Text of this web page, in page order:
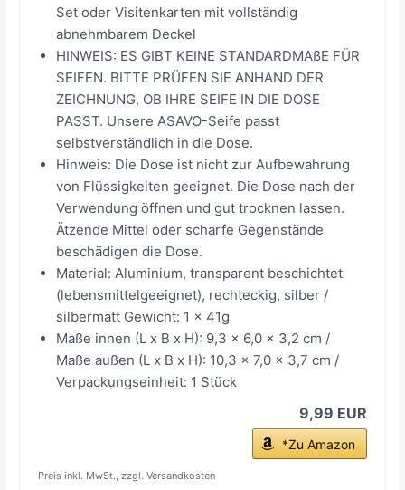
Set oder Visitenkarten mit vollständig
abnehmbarem Deckel
HINWEIS: ES GIBT KEINE STANDARDMAßE FÜR
SEIFEN. BITTE PRÜFEN SIE ANHAND DER
ZEICHNUNG, OB IHRE SEIFE IN DIE DOSE
PASST. Unsere ASAVO-Seife passt
selbstverständlich in die Dose.
Hinweis: Die Dose ist nicht zur Aufbewahrung
von Flüssigkeiten geeignet. Die Dose nach der
Verwendung öffnen und gut trocknen lassen.
Ätzende Mittel oder scharfe Gegenstände
beschädigen die Dose.
Material: Aluminium, transparent beschichtet
(lebensmittelgeeignet), rechteckig, silber /
silbermatt Gewicht: 1 x 41g
Maße innen (L x B x H): 9,3 x 6,0 x 3,2 cm /
Maße außen (L x B x H): 10,3 x 7,0 x 3,7 cm /
Verpackungseinheit: 1 Stück
9,99 EUR
*Zu Amazon
Preis inkl. MwSt., zzgl. Versandkosten